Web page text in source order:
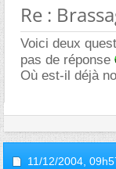
Re :
Voici deux
pas de réponse
Où est-il déjà
11/12/2004,